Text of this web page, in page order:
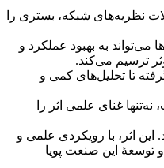
نظریه‌های شبکه، بستری را
به بهبود عملکرد و
ترسیم می‌کند.
تا تحلیل‌های کمی و
غنای علمی اثر را
اثر، با رویکردی علمی و
توسعۀ این صنعت پویا